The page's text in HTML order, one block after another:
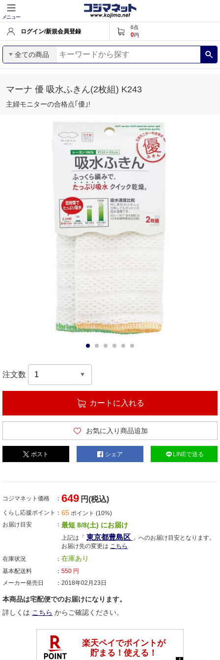
メニュー
ログイン/新規会員登録
0点
0円
全ての商品
マーナ 優 吸水ふきん(2枚組) K243
主婦モニターの合格点｢優｣!
注文数
カートに入れる
お気に入り商品追加
ポスト シェア LINEで送る
コジマネット価格 649 円(税込)
くらし応援ポイント 65 ポイント (10%)
お届け目安
最短 8/8(土) にお届け
上記は「 東京都豊島区 」へのお届け目安となります。
お届け先の変更は こちら
在庫状況
在庫あり
基本配送料 550 円
メーカー発売日
2018年02月23日
本商品は宅配便でのお届けになります。
詳しくは こちら からご確認ください。